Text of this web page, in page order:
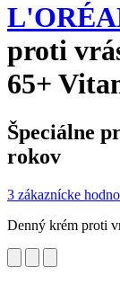
proti
65+
Špeciálne
rokov
3 zákaznícke
Denný krém proti